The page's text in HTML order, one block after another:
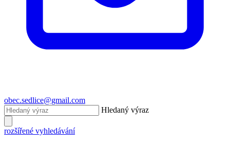
obec.sedlice@gmail.com
Hledaný výraz
rozšířené vyhledávání